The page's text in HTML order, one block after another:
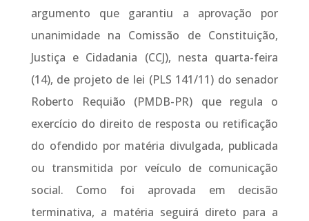
argumento que garantiu a aprovação por
unanimidade na Comissão de Constituição,
Justiça e Cidadania (CCJ), nesta quarta-feira
(14), de projeto de lei (PLS 141/11) do senador
Roberto Requião (PMDB-PR) que regula o
exercício do direito de resposta ou retificação
do ofendido por matéria divulgada, publicada
ou transmitida por veículo de comunicação
social. Como foi aprovada em decisão
terminativa, a matéria seguirá direto para a